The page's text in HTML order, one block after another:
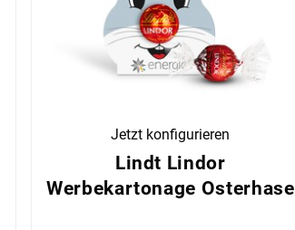
Jetzt konfigurieren
Lindt Lindor
Werbekartonage Osterhase